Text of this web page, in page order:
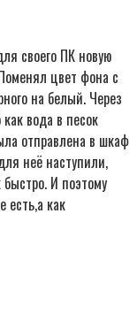
своего ПК новую
цвет фона с
на белый. Через
вода в песок
отправлена в шкаф
неё наступили,
И поэтому
есть,а как